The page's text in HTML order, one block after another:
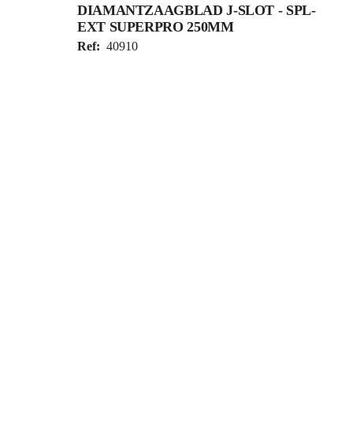
DIAMANTZAAGBLAD J-SLOT - SPL-
EXT SUPERPRO 250MM
Ref: 40910